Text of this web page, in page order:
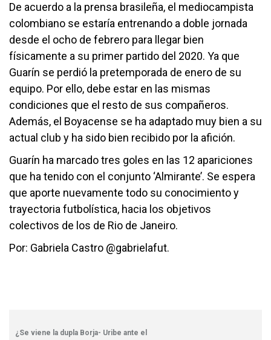
De acuerdo a la prensa brasileña, el mediocampista
colombiano se estaría entrenando a doble jornada
desde el ocho de febrero para llegar bien
físicamente a su primer partido del 2020. Ya que
Guarín se perdió la pretemporada de enero de su
equipo. Por ello, debe estar en las mismas
condiciones que el resto de sus compañeros.
Además, el Boyacense se ha adaptado muy bien a su
actual club y ha sido bien recibido por la afición.
Guarín ha marcado tres goles en las 12 apariciones
que ha tenido con el conjunto ‘Almirante’. Se espera
que aporte nuevamente todo su conocimiento y
trayectoria futbolística, hacia los objetivos
colectivos de los de Rio de Janeiro.
Por: Gabriela Castro @gabrielafut.
¿Se viene la dupla Borja- Uribe ante el